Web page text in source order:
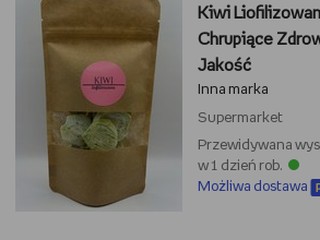
Kiwi
Chrupiące
Jakość
Inna marka
Supermarket
Przewidywana
w 1 dzień rob.
Możliwa dostawa